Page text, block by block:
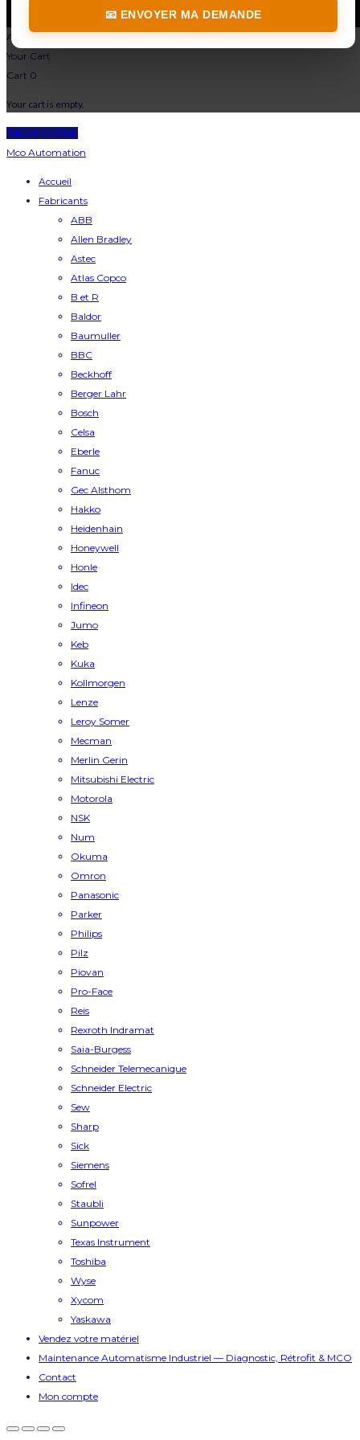
📧 ENVOYER MA DEMANDE
Added to cart
Your Cart
Cart 0
Your cart is empty.
Return to Shop
Mco Automation
Accueil
Fabricants
ABB
Allen Bradley
Astec
Atlas Copco
B et R
Baldor
Baumuller
BBC
Beckhoff
Berger Lahr
Bosch
Celsa
Eberle
Fanuc
Gec Alsthom
Hakko
Heidenhain
Honeywell
Honle
Idec
Infineon
Jumo
Keb
Kuka
Kollmorgen
Lenze
Leroy Somer
Mecman
Merlin Gerin
Mitsubishi Electric
Motorola
NSK
Num
Okuma
Omron
Panasonic
Parker
Philips
Pilz
Piovan
Pro-Face
Reis
Rexroth Indramat
Saia-Burgess
Schneider Telemecanique
Schneider Electric
Sew
Sharp
Sick
Siemens
Sofrel
Staubli
Sunpower
Texas Instrument
Toshiba
Wyse
Xycom
Yaskawa
Vendez votre matériel
Maintenance Automatisme Industriel — Diagnostic, Rétrofit & MCO
Contact
Mon compte